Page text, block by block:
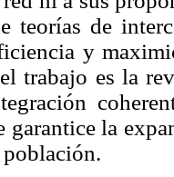
teorías de
y
trabajo es la
garantice la
población.